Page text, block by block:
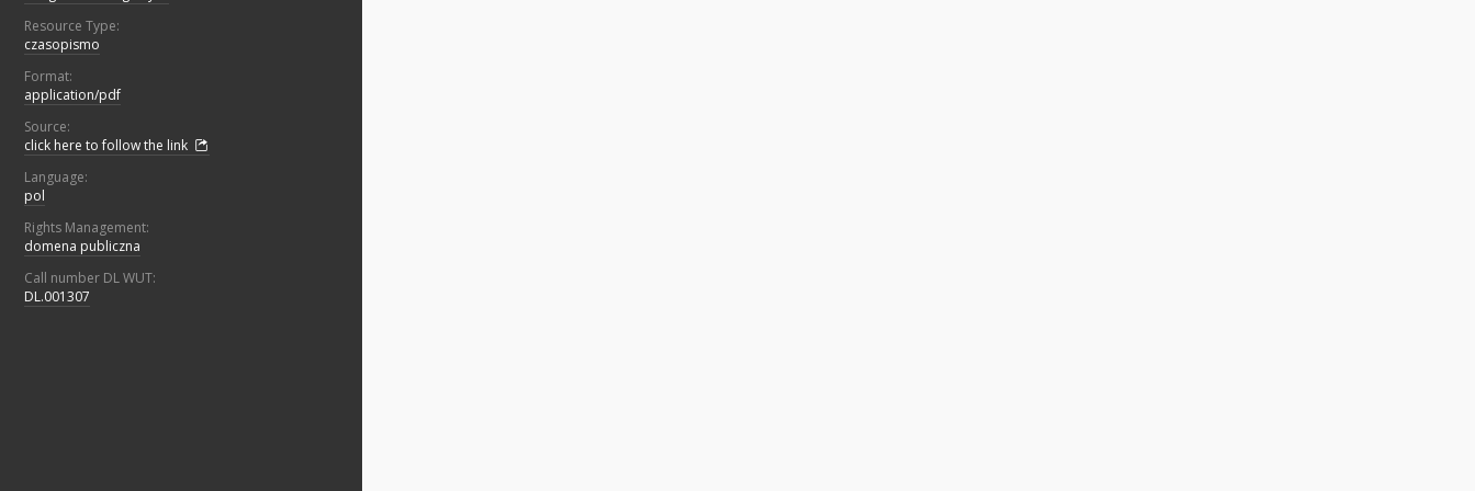
Resource Type:
czasopismo
Format:
application/pdf
Source:
click here to follow the link
Language:
pol
Rights Management:
domena publiczna
Call number DL WUT:
DL.001307